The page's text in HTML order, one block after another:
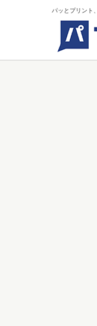
パッとプリント